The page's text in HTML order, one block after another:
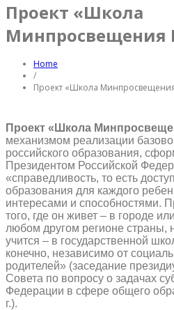
Проект «Школа
Минпросвещения
Home
/
Проект «Школа
Проект «Школа
механизмом реализации
российского образования,
Президентом Российской
«справедливость, то есть
образования для каждого
интересами и способностями.
того, где он живет – в городе
любом другом регионе страны,
учится – в государственной
конечно, независимо от
родителей» (заседание
Совета по вопросу о задачах
Федерации в сфере общего
г.).